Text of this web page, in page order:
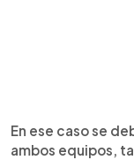
En ese caso se
ambos equipos,